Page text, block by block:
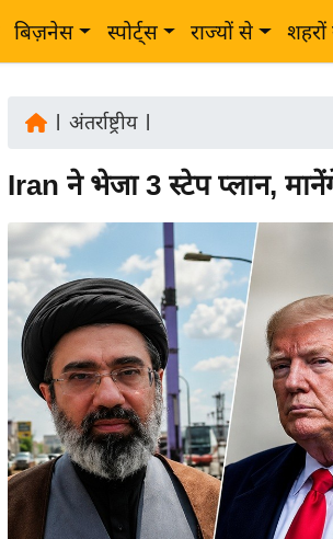
बिज़नेस स्पोर्ट्स राज्यों से
अंतर्राष्ट्रीय|
Iran ने भेजा 3 स्टेप प्लान,